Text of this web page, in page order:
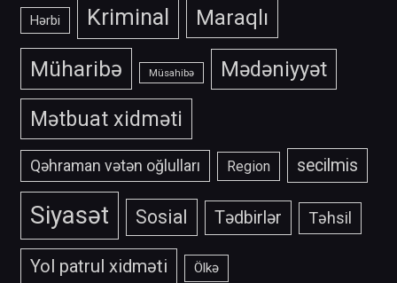
Hərbi Kriminal Maraqlı
Müharibə Müsahibə
Mədəniyyət
Mətbuat xidməti
Qəhraman vətən oğlulları Region secilmis
Siyasət Sosial Tədbirlər Təhsil
Yol patrul xidməti Ölkə